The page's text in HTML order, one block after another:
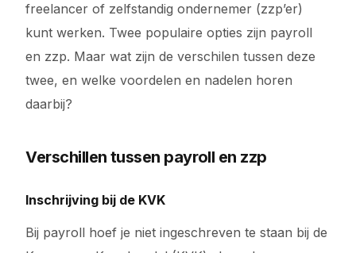
freelancer of zelfstandig ondernemer (zzp’er)
kunt werken. Twee populaire opties zijn payroll
en zzp. Maar wat zijn de verschilen tussen deze
twee, en welke voordelen en nadelen horen
daarbij?
Verschillen tussen payroll en zzp
Inschrijving bij de KVK
Bij payroll hoef je niet ingeschreven te staan bij de